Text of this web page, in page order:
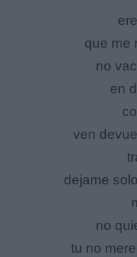
que me
no
en
ven
dejame
no
tu no